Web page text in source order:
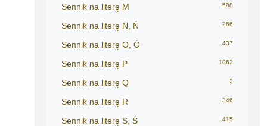
Sennik na literę M 508
Sennik na literę N, Ń 266
Sennik na literę O, Ó 437
Sennik na literę P 1062
Sennik na literę Q 2
Sennik na literę R 346
Sennik na literę S, Ś 415